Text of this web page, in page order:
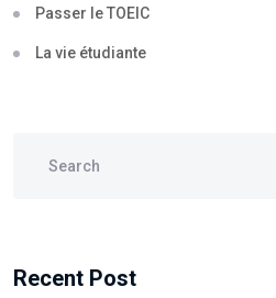
Passer le TOEIC
La vie étudiante
Recent Post